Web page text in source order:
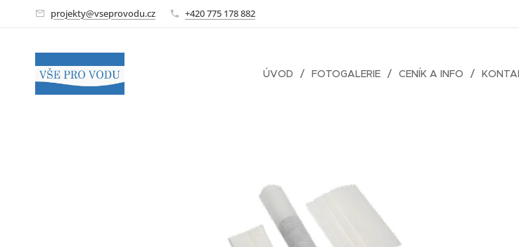
projekty@vseprovodu.cz +420 775 178 882
ÚVOD FOTOGALERIE CENÍK A INFO